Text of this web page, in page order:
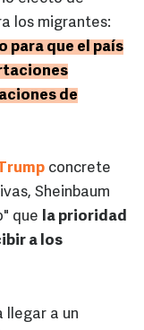
los migrantes:
para que el país
de
concrete
Sheinbaum
que la prioridad
a los
llegar a un